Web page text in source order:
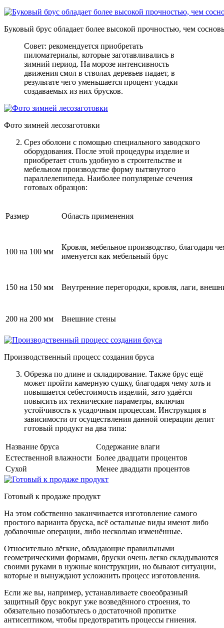
Буковый брус обладает более высокой прочностью, чем
Совет: рекомендуется приобретать
пиломатериалы, которые заготавливались в
зимний период. На морозе интенсивность
движения смол в стволах деревьев падает, в
результате чего уменьшается процент усадки
создаваемых из них брусков.
Фото зимней лесозаготовки
Срез оболони с помощью специального заводского
оборудования. После этой процедуры изделие и
приобретает столь удобную в строительстве и
мебельном производстве форму вытянутого
параллелепипеда. Наиболее популярные сечения
готовых образцов:
Размер Область применения
100 на 100 мм
Кровля, мебельное производство, благодаря
именуется как мебельный брус
150 на 150 мм Внутренние перегородки, кровля, лаги,
200 на 200 мм Внешние стены
Производственный процесс создания бруса
Обрезка по длине и складирование. Также брус ещё
может пройти камерную сушку, благодаря чему хоть и
повышается себестоимость изделий, зато удаётся
повысить их технические параметры, включая
устойчивость к усадочным процессам. Инструкция в
зависимости от осуществления данной операции делит
готовый продукт на два типа:
Название бруса
Содержание влаги
Естественной влажности Более двадцати процентов
Сухой
Менее двадцати процентов
Готовый к продаже продукт
На этом собственно заканчивается изготовление самого
простого варианта бруска, всё остальные виды имеют либо
добавочные операции, либо несколько изменённые.
Относительно лёгкие, обладающие правильными
геометрическими формами, бруски очень легко складываются
своими руками в нужные конструкции, но бывают ситуации,
которые и вынуждают усложнить процесс изготовления.
Если же вы, например, устанавливаете своеобразный
защитный брус вокруг уже возведённого строения, то
обязательно позаботьтесь о достаточной пропитке
антисептиком, чтобы предотвратить процессы гниения.